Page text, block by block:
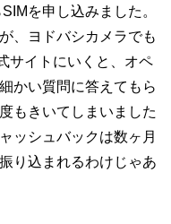
を申し込みました。
、ヨドバシカメラでも
サイトにいくと、オペ
かい質問に答えてもら
もきいてしまいました
ッシュバックは数ヶ月
り込まれるわけじゃあ